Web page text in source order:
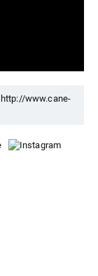
http://www.cane-